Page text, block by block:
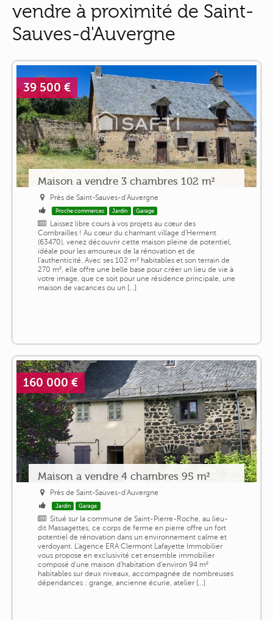
vendre à proximité de Saint-
Sauves-d'Auvergne
39 500 €
Maison a vendre 3 chambres 102 m²
Près de Saint-Sauves-d'Auvergne
Proche commerces Jardin Garage
Laissez libre cours à vos projets au cœur des
Combrailles ! Au cœur du charmant village d'Herment
(63470), venez découvrir cette maison pleine de potentiel,
idéale pour les amoureux de la rénovation et de
l'authenticité. Avec ses 102 m² habitables et son terrain de
270 m², elle offre une belle base pour créer un lieu de vie à
votre image, que ce soit pour une résidence principale, une
maison de vacances ou un [...]
160 000 €
Maison a vendre 4 chambres 95 m²
Près de Saint-Sauves-d'Auvergne
Jardin Garage
Situé sur la commune de Saint-Pierre-Roche, au lieu-
dit Massagettes, ce corps de ferme en pierre offre un fort
potentiel de rénovation dans un environnement calme et
verdoyant. L'agence ERA Clermont Lafayette Immobilier
vous propose en exclusivité cet ensemble immobilier
composé d'une maison d'habitation d'environ 94 m²
habitables sur deux niveaux, accompagnée de nombreuses
dépendances : grange, ancienne écurie, atelier [...]